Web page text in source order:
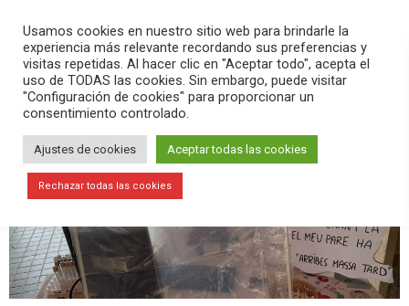
search menu pause PLAY
Usamos cookies en nuestro sitio web para brindarle la
experiencia más relevante recordando sus preferencias y
visitas repetidas. Al hacer clic en "Aceptar todo", acepta el
uso de TODAS las cookies. Sin embargo, puede visitar
"Configuración de cookies" para proporcionar un
consentimiento controlado.
Ajustes de cookies Aceptar todas las cookies
Rechazar todas las cookies